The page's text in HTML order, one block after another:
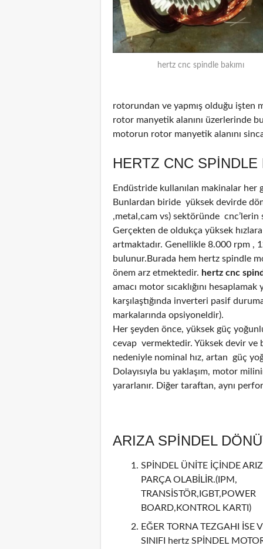
hertz cnc spindle bakımı
rotorundan ve yapmış olduğu işten
rotor manyetik alanını üzerlerinde
motorun rotor manyetik alanını
HERTZ CNC SPINDLE
Endüstride kullanılan makinalar her
Bunlardan biride yüksek devirde
,metal,cam vs) sektöründe
Gerçekten de oldukça yüksek
artmaktadır. Genellikle 8.000 rpm ,
bulunur.Burada hem hertz spindle
önem arz etmektedir. hertz cnc
amacı motor sıcaklığını
karşılaştığında inverteri pasif
markalarında opsiyoneldir).
Her şeyden önce, yüksek güç
cevap vermektedir. Yüksek devir ve
nedeniyle nominal hız, artan güç
Dolayısıyla bu yaklaşım, motor
yararlanır. Diğer taraftan, aynı
ARIZA SPİNDEL
SPİNDEL ÜNİTE İÇİNDE
PARÇA OLABİLİR.(IPM,
TRANSİSTÖR,IGBT,POWER
BOARD,KONTROL KARTI)
EĞER TORNA TEZGAHI İSE
SINIFI hertz SPİNDEL